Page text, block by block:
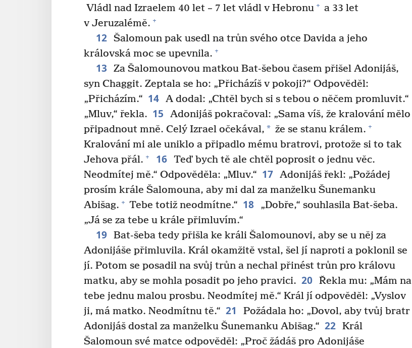
Vládl nad Izraelem 40 let – 7 let vládl v Hebronu + a 33 let
v Jeruzalémě. +
12 Šalomoun pak usedl na trůn svého otce Davida a jeho
královská moc se upevnila. +
13
Za Šalomounovou matkou Bat-šebou časem přišel Adonijáš,
syn Chaggit. Zeptala se ho: „Přicházíš v pokoji?“ Odpověděl:
„Přicházím.“ 14 A dodal: „Chtěl bych si s tebou o něčem promluvit.“
„Mluv,“ řekla. 15
Adonijáš pokračoval: „Sama víš, že kralování mělo
připadnout mně. Celý Izrael očekával, * že se stanu králem. +
Kralování mi ale uniklo a připadlo mému bratrovi, protože si to tak
Jehova přál. + 16 Teď bych tě ale chtěl poprosit o jednu věc.
Neodmítej mě.“ Odpověděla: „Mluv.“ 17 Adonijáš řekl: „Požádej
prosím krále Šalomouna, aby mi dal za manželku Šunemanku
Abišag. + Tebe totiž neodmítne.“ 18
„Dobře,“ souhlasila Bat-šeba.
„Já se za tebe u krále přimluvím.“
19 Bat-šeba tedy přišla ke králi Šalomounovi, aby se u něj za
Adonijáše přimluvila. Král okamžitě vstal, šel jí naproti a poklonil se
jí. Potom se posadil na svůj trůn a nechal přinést trůn pro královu
matku, aby se mohla posadit po jeho pravici. 20 Řekla mu: „Mám na
tebe jednu malou prosbu. Neodmítej mě.“ Král jí odpověděl: „Vyslov
ji, má matko. Neodmítnu tě.“ 21
Požádala ho: „Dovol, aby tvůj bratr
Adonijáš dostal za manželku Šunemanku Abišag.“ 22 Král
Šalomoun své matce odpověděl: „Proč žádáš pro Adonijáše